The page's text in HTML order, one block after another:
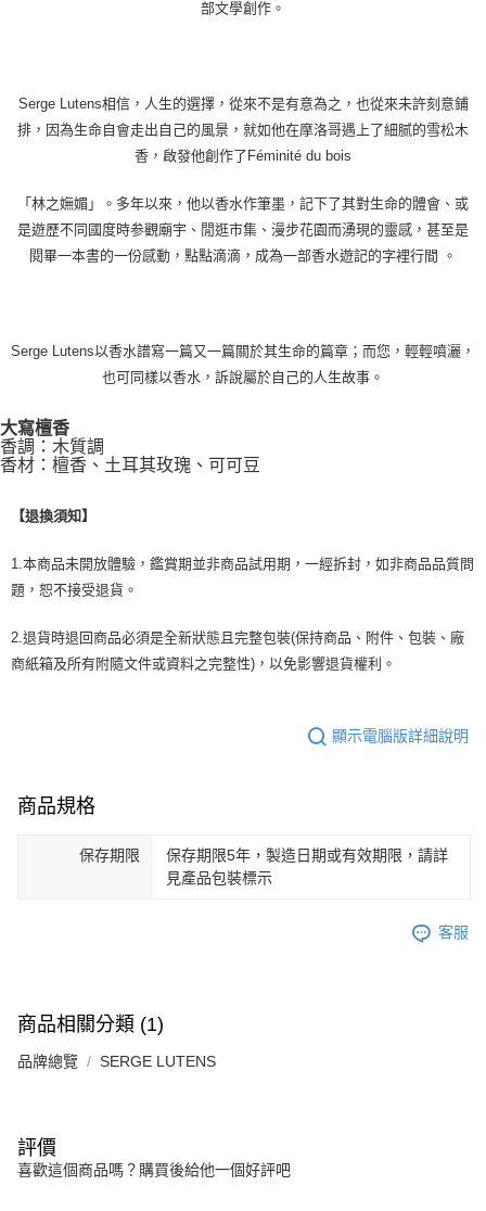
部文學創作。
Serge Lutens相信，人生的選擇，從來不是有意為之，也從來未許刻意鋪
排，因為生命自會走出自己的風景，就如他在摩洛哥遇上了細腻的雪松木
香，啟發他創作了Féminité du bois
「林之嫵媚」。多年以來，他以香水作筆墨，記下了其對生命的體會、或
是遊歷不同國度時参觀廟宇、閒逛市集、漫步花園而湧現的靈感，甚至是
閱畢一本書的一份感動，點點滴滴，成為一部香水遊記的字裡行間 。
Serge Lutens以香水譜寫一篇又一篇關於其生命的篇章；而您，輕輕噴灑，
也可同樣以香水，訴說屬於自己的人生故事。
大寫檀香
香調：木質調
香材：檀香、土耳其玫瑰、可可豆
【退換須知】
1.本商品未開放體驗，鑑賞期並非商品試用期，一經拆封，如非商品品質問
題，恕不接受退貨。
2.退貨時退回商品必須是全新狀態且完整包裝(保持商品、附件、包裝、廠
商紙箱及所有附隨文件或資料之完整性)，以免影響退貨權利。
顯示電腦版詳細說明
商品規格
保存期限
保存期限5年，製造日期或有效期限，請詳
見產品包裝標示
客服
商品相關分類 (1)
品牌總覽 SERGE LUTENS
評價
喜歡這個商品嗎？購買後給他一個好評吧